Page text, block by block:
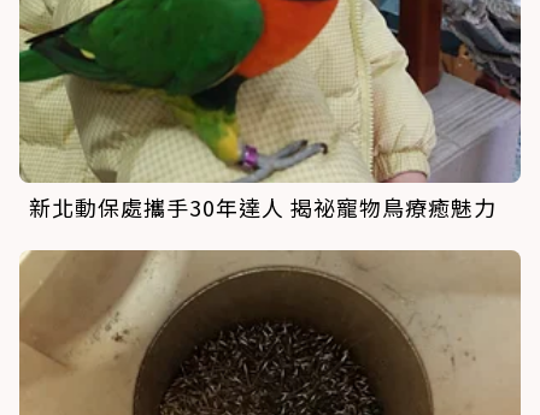
新北動保處攜手30年達人 揭祕寵物鳥療癒魅力